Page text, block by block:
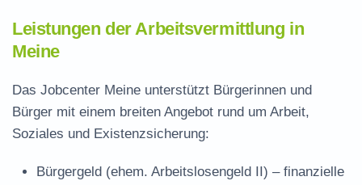
Leistungen der Arbeitsvermittlung in
Meine
Das Jobcenter Meine unterstützt Bürgerinnen und
Bürger mit einem breiten Angebot rund um Arbeit,
Soziales und Existenzsicherung:
Bürgergeld (ehem. Arbeitslosengeld II) – finanzielle